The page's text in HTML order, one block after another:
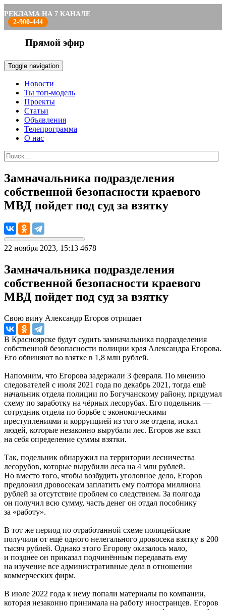
РЕКЛАМА НА 7 КАНАЛЕ
2-900-444
Прямой эфир
Toggle navigation
Новости
Ты топ-модель
Проекты
Статьи
Объявления
Телепрограмма
О нас
Замначальника подразделения
собственной безопасности краевого
МВД пойдет под суд за взятку
22 ноября 2023, 15:13 4678
Замначальника подразделения
собственной безопасности краевого
МВД пойдет под суд за взятку
Свою вину Александр Егоров отрицает
В Красноярске будут судить замначальника подразделения
собственной безопасности полиции края Александра Егорова.
Его обвиняют во взятке в 1,8 млн рублей.
Напомним, что Егорова задержали 3 февраля. По мнению
следователей с июля 2021 года по декабрь 2021, тогда ещё
начальник отдела полиции по Богучанскому району, придумал
схему по заработку на чёрных лесорубах. Его подельник —
сотрудник отдела по борьбе с экономическими
преступлениями и коррупцией из того же отдела, искал
людей, которые незаконно вырубали лес. Егоров же взял
на себя определение суммы взятки.
Так, подельник обнаружил на территории лесничества
лесорубов, которые вырубили леса на 4 млн рублей.
Но вместо того, чтобы возбудить уголовное дело, Егоров
предложил дровосекам заплатить ему полтора миллиона
рублей за отсутствие проблем со следствием. За полгода
он получил всю сумму, часть денег он отдал пособнику
за «работу».
В тот же период по отработанной схеме полицейские
получили от ещё одного нелегального дровосека взятку в 200
тысяч рублей. Однако этого Егорову оказалось мало,
и позднее он приказал подчинённым передавать ему
на изучение все административные дела в отношении
коммерческих фирм.
В июле 2022 года к нему попали материалы по компании,
которая незаконно принимала на работу иностранцев. Егоров